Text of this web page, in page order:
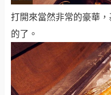
打開來當然非常的豪華
的了。